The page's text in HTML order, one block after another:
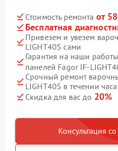
Стоимость ремонта от
Бесплатная
Привезем и увезем
LIGHT40S сами
Гарантия на наши
панелей Fagor IF-
Срочный ремонт
LIGHT40S в течении часа
Скидка для вас до 20%
Консультация